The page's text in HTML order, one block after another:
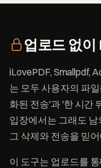
업로드 없이
iLovePDF, Smallpdf,
는 모두 사용자의 파
화된 전송'과 '한 시간
입장에서는 그래도 남
그 삭제와 전송을 믿
이 도구는 업로드를